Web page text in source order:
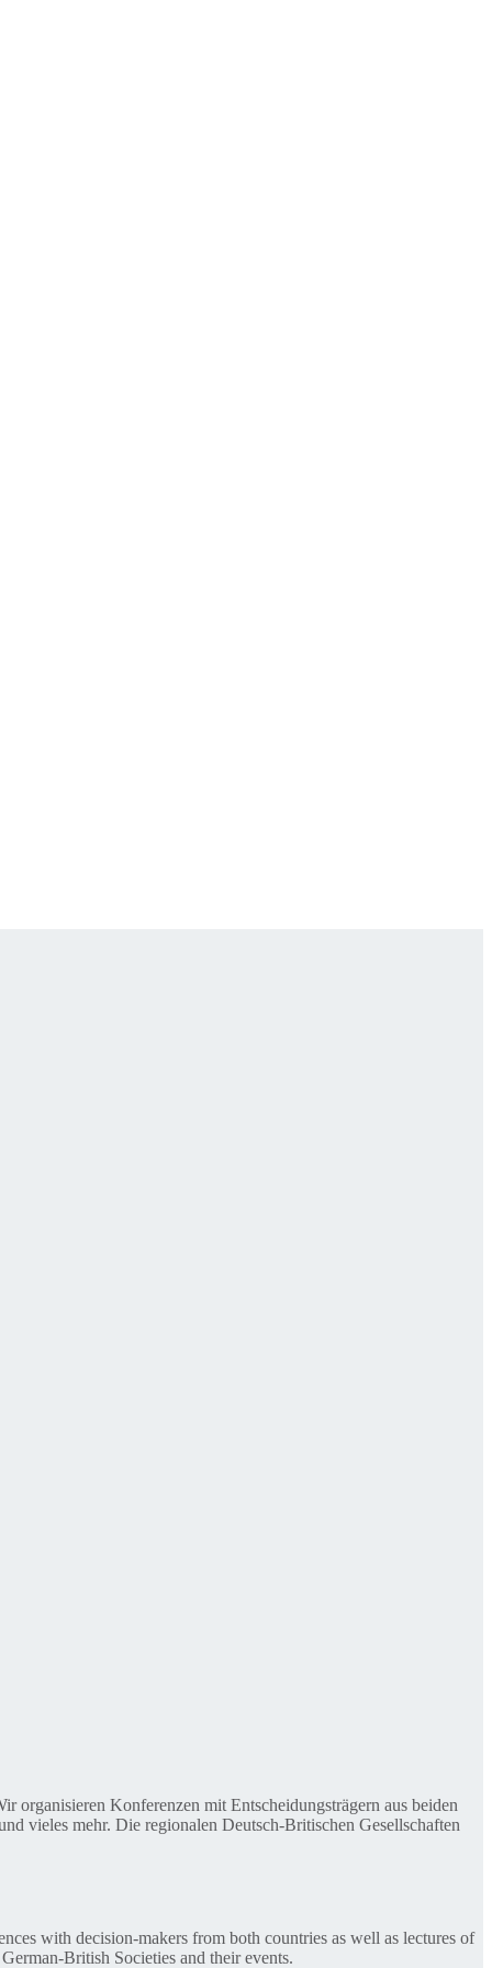
organisieren Konferenzen mit Entscheidungsträgern aus beiden
vieles mehr. Die regionalen Deutsch-Britischen Gesellschaften
with decision-makers from both countries as well as lectures of
British Societies and their events.